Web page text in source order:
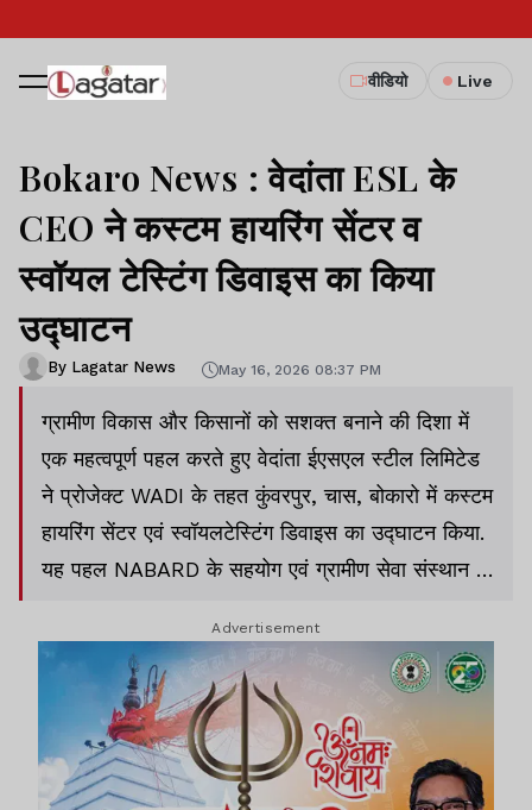
वीडियो Live
Bokaro News : वेदांता ESL के
CEO ने कस्टम हायरिंग सेंटर व
स्वॉयल टेस्टिंग डिवाइस का किया
उद्घाटन
By Lagatar News May 16, 2026 08:37 PM
ग्रामीण विकास और किसानों को सशक्त बनाने की दिशा में
एक महत्वपूर्ण पहल करते हुए वेदांता ईएसएल स्टील लिमिटेड
ने प्रोजेक्ट WADI के तहत कुंवरपुर, चास, बोकारो में कस्टम
हायरिंग सेंटर एवं स्वॉयलटेस्टिंग डिवाइस का उद्घाटन किया.
यह पहल NABARD के सहयोग एवं ग्रामीण सेवा संस्थान के
Advertisement